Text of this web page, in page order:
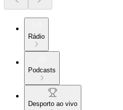
Rádio
Podcasts
Desporto ao vivo